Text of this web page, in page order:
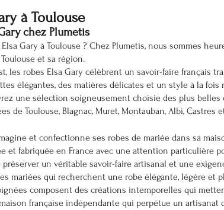
à Toulouse
chez Plumetis
Gary à Toulouse ? Chez Plumetis, nous sommes
et sa région.
les robes Elsa Gary célèbrent un savoir-faire français
élégantes, des matières délicates et un style à la
une sélection soigneusement choisie des plus
de Toulouse, Blagnac, Muret, Montauban, Albi, Castres
et confectionne ses robes de mariée dans sa
et fabriquée en France avec une attention particulière
un véritable savoir-faire artisanal et une
mariées qui recherchent une robe élégante, légère et
composent des créations intemporelles qui
française indépendante qui perpétue un